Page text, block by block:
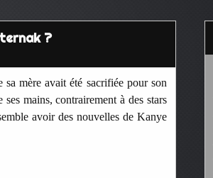
?
mère avait été sacrifiée pour son
mains, contrairement à des stars
avoir des nouvelles de Kanye